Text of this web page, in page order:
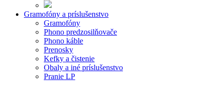
Gramofóny a príslušenstvo
Gramofóny
Phono predzosilňovače
Phono káble
Prenosky
Kefky a čistenie
Obaly a iné príslušenstvo
Pranie LP